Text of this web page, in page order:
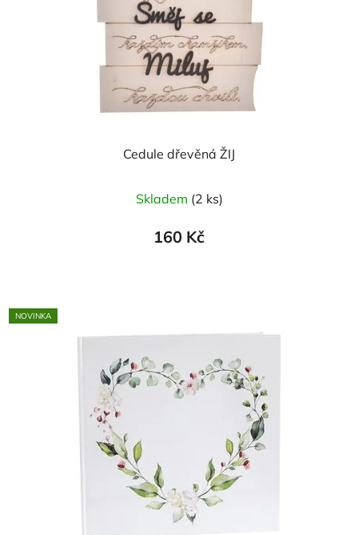
Cedule dřevěná ŽIJ
Skladem (2 ks)
160 Kč
NOVINKA